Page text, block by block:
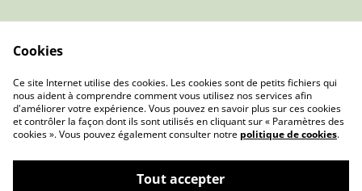
confidentialité
Cookies
Ce site Internet utilise des cookies. Les cookies sont de petits fichiers qui
nous aident à comprendre comment vous utilisez nos services afin
d'améliorer votre expérience. Vous pouvez en savoir plus sur ces cookies
et contrôler la façon dont ils sont utilisés en cliquant sur « Paramètres des
cookies ». Vous pouvez également consulter notre politique de cookies.
Tout accepter